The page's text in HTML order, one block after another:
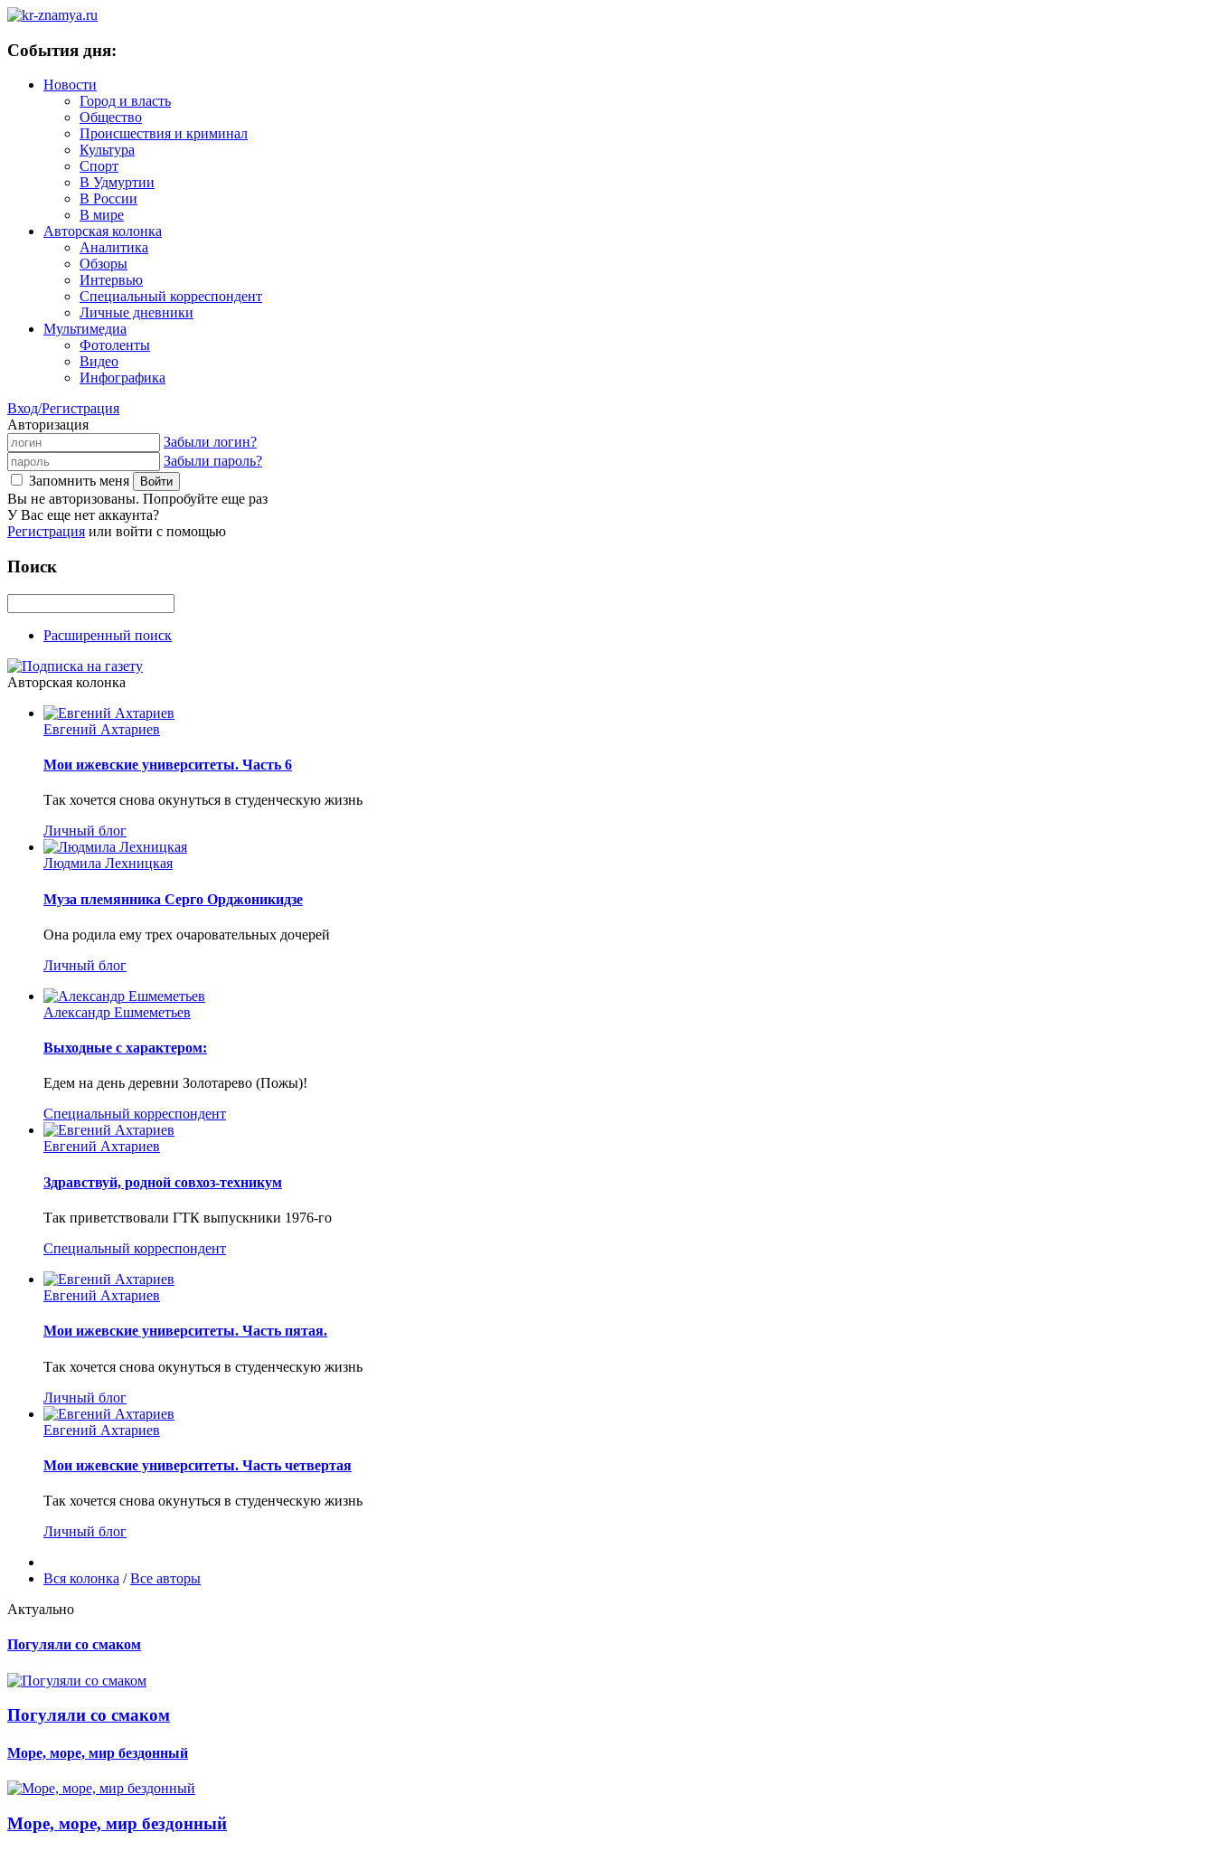
События дня:
Новости
Город и власть
Общество
Происшествия и криминал
Культура
Спорт
В Удмуртии
В России
В мире
Авторская колонка
Аналитика
Обзоры
Интервью
Специальный корреспондент
Личные дневники
Мультимедиа
Фотоленты
Видео
Инфографика
Вход/Регистрация
Авторизация
Забыли логин?
Забыли пароль?
Запомнить меня
Вы не авторизованы. Попробуйте еще раз
У Вас еще нет аккаунта?
Регистрация или войти с помощью
Поиск
Расширенный поиск
Авторская колонка
Евгений Ахтариев
Мои ижевские университеты. Часть 6
Так хочется снова окунуться в студенческую жизнь
Личный блог
Людмила Лехницкая
Муза племянника Серго Орджоникидзе
Она родила ему трех очаровательных дочерей
Личный блог
Александр Ешмеметьев
Выходные с характером:
Едем на день деревни Золотарево (Пожы)!
Специальный корреспондент
Евгений Ахтариев
Здравствуй, родной совхоз-техникум
Так приветствовали ГТК выпускники 1976-го
Специальный корреспондент
Евгений Ахтариев
Мои ижевские университеты. Часть пятая.
Так хочется снова окунуться в студенческую жизнь
Личный блог
Евгений Ахтариев
Мои ижевские университеты. Часть четвертая
Так хочется снова окунуться в студенческую жизнь
Личный блог
Вся колонка /Все авторы
Актуально
Погуляли со смаком
Погуляли со смаком
Море, море, мир бездонный
Море, море, мир бездонный